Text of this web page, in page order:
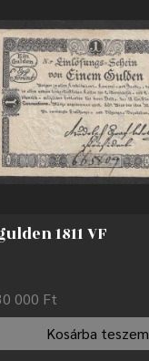
1811 VF
000 Ft
Kosárba teszem